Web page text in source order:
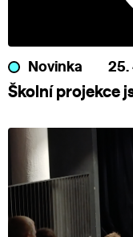
Novinka 25.
Školní projekce